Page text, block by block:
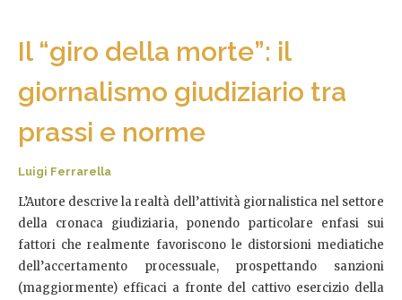
Il “giro della morte”: il
giornalismo giudiziario tra
prassi e norme
Luigi Ferrarella
L’Autore descrive la realtà dell’attività giornalistica nel settore
della cronaca giudiziaria, ponendo particolare enfasi sui
fattori che realmente favoriscono le distorsioni mediatiche
dell’accertamento processuale, prospettando sanzioni
(maggiormente) efficaci a fronte del cattivo esercizio della